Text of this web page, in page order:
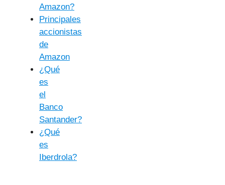
Amazon?
Principales
accionistas
de
Amazon
¿Qué
es
el
Banco
Santander?
¿Qué
es
Iberdrola?